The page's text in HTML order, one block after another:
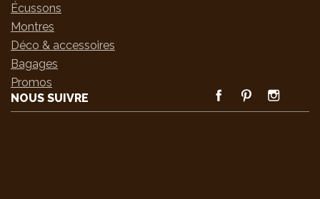
Écussons
Montres
Déco & accessoires
Bagages
Promos
NOUS SUIVRE
FACEBOOKPINTEREST